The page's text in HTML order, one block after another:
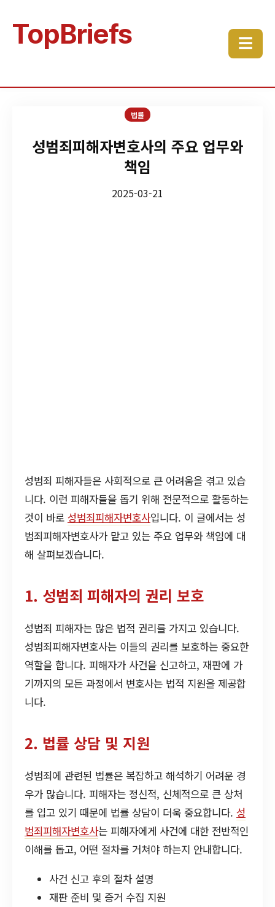
TopBriefs ☰
법률
성범죄피해자변호사의 주요 업무와
책임
2025-03-21
성범죄 피해자들은 사회적으로 큰 어려움을 겪고 있습
니다. 이런 피해자들을 돕기 위해 전문적으로 활동하는
것이 바로 성범죄피해자변호사입니다. 이 글에서는 성
범죄피해자변호사가 맡고 있는 주요 업무와 책임에 대
해 살펴보겠습니다.
1. 성범죄 피해자의 권리 보호
성범죄 피해자는 많은 법적 권리를 가지고 있습니다.
성범죄피해자변호사는 이들의 권리를 보호하는 중요한
역할을 합니다. 피해자가 사건을 신고하고, 재판에 가
기까지의 모든 과정에서 변호사는 법적 지원을 제공합
니다.
2. 법률 상담 및 지원
성범죄에 관련된 법률은 복잡하고 해석하기 어려운 경
우가 많습니다. 피해자는 정신적, 신체적으로 큰 상처
를 입고 있기 때문에 법률 상담이 더욱 중요합니다. 성
범죄피해자변호사는 피해자에게 사건에 대한 전반적인
이해를 돕고, 어떤 절차를 거쳐야 하는지 안내합니다.
사건 신고 후의 절차 설명
재판 준비 및 증거 수집 지원